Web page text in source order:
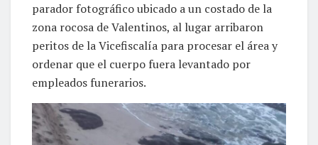
parador fotográfico ubicado a un costado de la
zona rocosa de Valentinos, al lugar arribaron
peritos de la Vicefiscalía para procesar el área y
ordenar que el cuerpo fuera levantado por
empleados funerarios.